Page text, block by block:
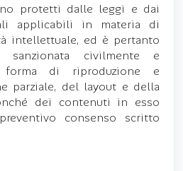
protetti dalle leggi e dai
applicabili in materia di
intellettuale, ed è pertanto
civilmente e
forma di riproduzione e
parziale, del layout e della
dei contenuti in esso
consenso scritto